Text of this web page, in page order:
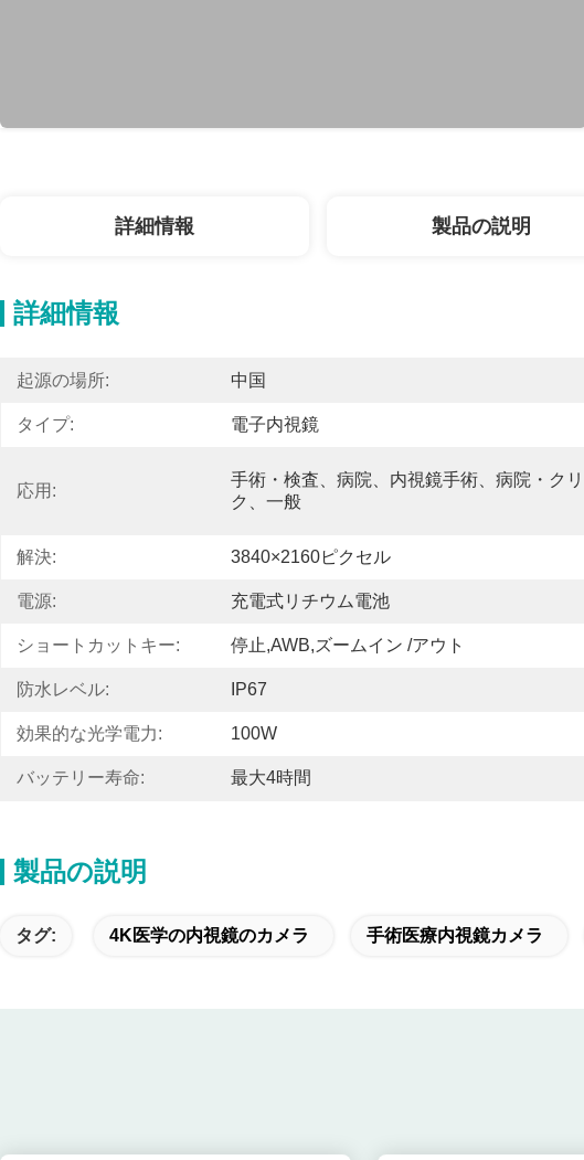
詳細情報 製品の説明
詳細情報
起源の場所: 中国
タイプ: 電子内視鏡
応用:
手術・検査、病院、内視鏡手術、病院・ク
ク、一般
解決: 3840×2160ピクセル
電源: 充電式リチウム電池
ショートカットキー: 停止,AWB,ズームイン /アウト
防水レベル: IP67
効果的な光学電力: 100W
バッテリー寿命: 最大4時間
製品の説明
タグ: 4K医学の内視鏡のカメラ 手術医療内視鏡カメラ